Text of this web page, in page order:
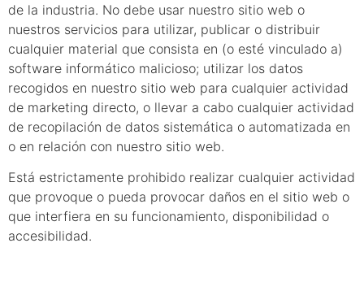
de la industria. No debe usar nuestro sitio web o
nuestros servicios para utilizar, publicar o distribuir
cualquier material que consista en (o esté vinculado a)
software informático malicioso; utilizar los datos
recogidos en nuestro sitio web para cualquier actividad
de marketing directo, o llevar a cabo cualquier actividad
de recopilación de datos sistemática o automatizada en
o en relación con nuestro sitio web.
Está estrictamente prohibido realizar cualquier actividad
que provoque o pueda provocar daños en el sitio web o
que interfiera en su funcionamiento, disponibilidad o
accesibilidad.